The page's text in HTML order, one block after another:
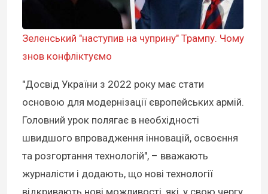
Зеленський "наступив на чуприну" Трампу. Чому
знов конфліктуємо
"Досвід України з 2022 року має стати
основою для модернізації європейських армій.
Головний урок полягає в необхідності
швидшого впровадження інновацій, освоєння
та розгортання технологій", – вважають
журналісти і додають, що нові технології